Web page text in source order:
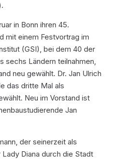
in Bonn ihren 45.
mit einem Festvortrag im
(GSI), bei dem 40 der
sechs Ländern teilnahmen,
neu gewählt. Dr. Jan Ulrich
das dritte Mal als
Neu im Vorstand ist
Jan
der seinerzeit als
Diana durch die Stadt